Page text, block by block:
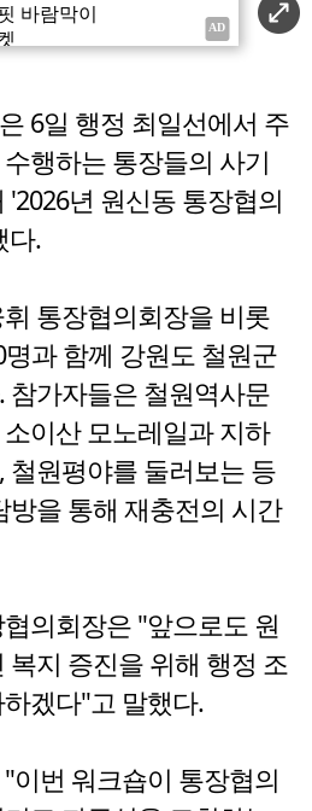
6일 행정 최일선에서 주
행하는 통장들의 사기
년 원신동 통장협의
다.
통장협의회장을 비롯
과 함께 강원도 철원군
참가자들은 철원역사문
이산 모노레일과 지하
철원평야를 둘러보는 등
방을 통해 재충전의 시간
의회장은 "앞으로도 원
복지 증진을 위해 행정 조
겠다"고 말했다.
이번 워크숍이 통장협의